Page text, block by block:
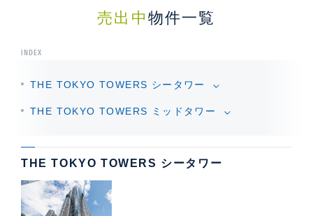
売出中 物件一覧
INDEX
THE TOKYO TOWERS シータワー
THE TOKYO TOWERS ミッドタワー
THE TOKYO TOWERS シータワー